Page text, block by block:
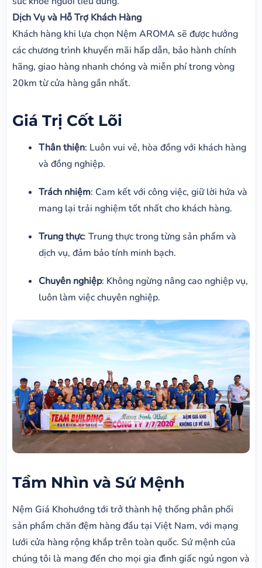
Dịch Vụ và Hỗ Trợ Khách Hàng
Khách hàng khi lựa chọn Nệm AROMA sẽ được hưởng
các chương trình khuyến mãi hấp dẫn, bảo hành chính
hãng, giao hàng nhanh chóng và miễn phí trong vòng
20km từ cửa hàng gần nhất.
Giá Trị Cốt Lõi
Thân thiện: Luôn vui vẻ, hòa đồng với khách hàng
và đồng nghiệp.
Trách nhiệm: Cam kết với công việc, giữ lời hứa và
mang lại trải nghiệm tốt nhất cho khách hàng.
Trung thực: Trung thực trong từng sản phẩm và
dịch vụ, đảm bảo tính minh bạch.
Chuyên nghiệp: Không ngừng nâng cao nghiệp vụ,
luôn làm việc chuyên nghiệp.
Tầm Nhìn và Sứ Mệnh
Nệm Giá Khohướng tới trở thành hệ thống phân phối
sản phẩm chăn đệm hàng đầu tại Việt Nam, với mạng
lưới cửa hàng rộng khắp trên toàn quốc. Sứ mệnh của
chúng tôi là mang đến cho mọi gia đình giấc ngủ ngon và